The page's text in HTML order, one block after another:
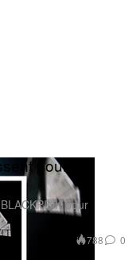
pour un
pour
788 0